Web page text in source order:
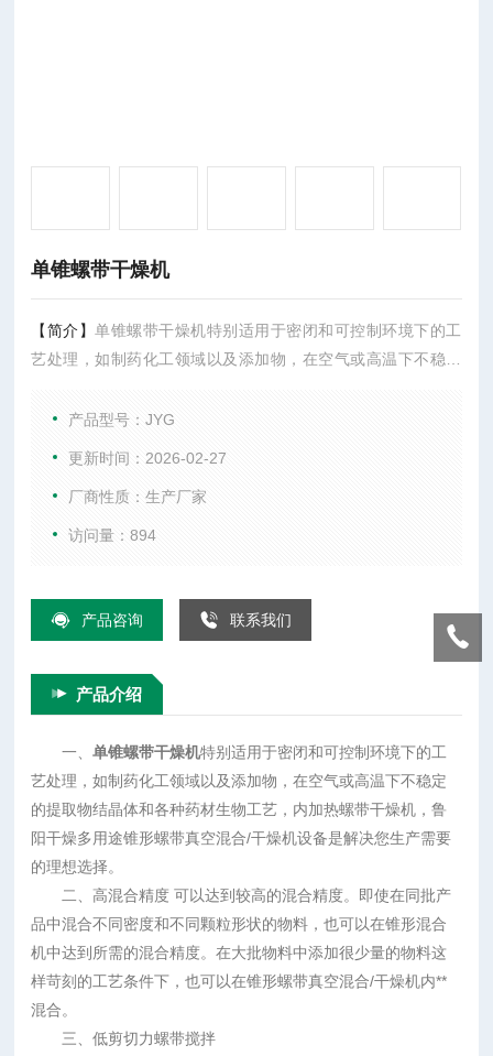
单锥螺带干燥机
【简介】单锥螺带干燥机特别适用于密闭和可控制环境下的工
艺处理，如制药化工领域以及添加物，在空气或高温下不稳定
阳干燥多用途锥形螺带真空混合/干燥机设备是解决您生产需要
产品型号：JYG
更新时间：2026-02-27
厂商性质：生产厂家
访问量：894
产品咨询 联系我们
产品介绍
一、单锥螺带干燥机特别适用于密闭和可控制环境下的工
艺处理，如制药化工领域以及添加物，在空气或高温下不稳定
的提取物结晶体和各种药材生物工艺，内加热螺带干燥机，鲁
阳干燥多用途锥形螺带真空混合/干燥机设备是解决您生产需要
的理想选择。
二、高混合精度 可以达到较高的混合精度。即使在同批产
品中混合不同密度和不同颗粒形状的物料，也可以在锥形混合
机中达到所需的混合精度。在大批物料中添加很少量的物料这
样苛刻的工艺条件下，也可以在锥形螺带真空混合/干燥机内**
混合。
三、低剪切力螺带搅拌